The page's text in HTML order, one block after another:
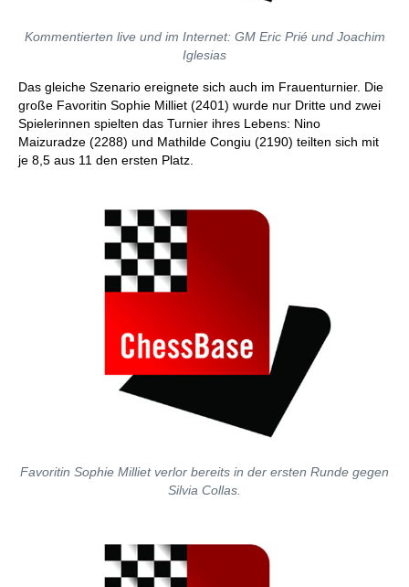
Kommentierten live und im Internet: GM Eric Prié und Joachim
Iglesias
Das gleiche Szenario ereignete sich auch im Frauenturnier. Die
große Favoritin Sophie Milliet (2401) wurde nur Dritte und zwei
Spielerinnen spielten das Turnier ihres Lebens: Nino
Maizuradze (2288) und Mathilde Congiu (2190) teilten sich mit
je 8,5 aus 11 den ersten Platz.
Favoritin Sophie Milliet verlor bereits in der ersten Runde gegen
Silvia Collas.